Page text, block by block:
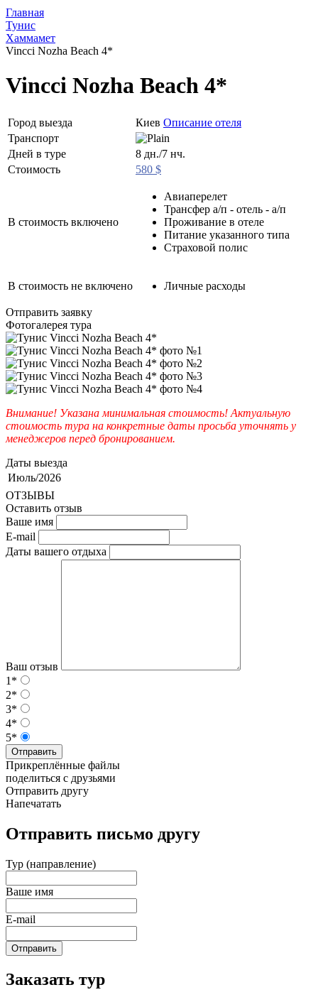
Главная
Тунис
Хаммамет
Vincci Nozha Beach 4*
Vincci Nozha Beach 4*
Город выезда Киев Описание отеля
Транспорт
Дней в туре
8 дн./7 нч.
Стоимость
580 $
В стоимость включено
Авиаперелет
Трансфер а/п - отель - а/п
Проживание в отеле
Питание указанного типа
Страховой полис
В стоимость не включено Личные расходы
Отправить заявку
Фотогалерея тура
Внимание! Указана минимальная стоимость! Актуальную
стоимость тура на конкретные даты просьба уточнять у
менеджеров перед бронированием.
Даты выезда
Июль/2026
ОТЗЫВЫ
Оставить отзыв
Ваше имя
E-mail
Даты вашего отдыха
Ваш отзыв
1*
2*
3*
4*
5*
Отправить
Прикреплённые файлы
поделиться с друзьями
Отправить другу
Напечатать
Отправить письмо другу
Тур (направление)
Ваше имя
E-mail
Отправить
Заказать тур